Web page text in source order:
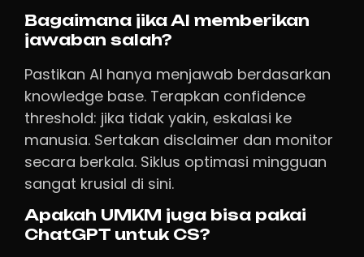
Bagaimana jika AI memberikan
jawaban salah?
Pastikan AI hanya menjawab berdasarkan
knowledge base. Terapkan confidence
threshold: jika tidak yakin, eskalasi ke
manusia. Sertakan disclaimer dan monitor
secara berkala. Siklus optimasi mingguan
sangat krusial di sini.
Apakah UMKM juga bisa pakai
ChatGPT untuk CS?